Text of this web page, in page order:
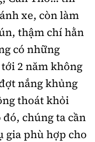
xe, còn làm
thậm chí hằn
có những
2 năm không
nắng khủng
thoát khỏi
chúng ta cần
gia phù hợp cho